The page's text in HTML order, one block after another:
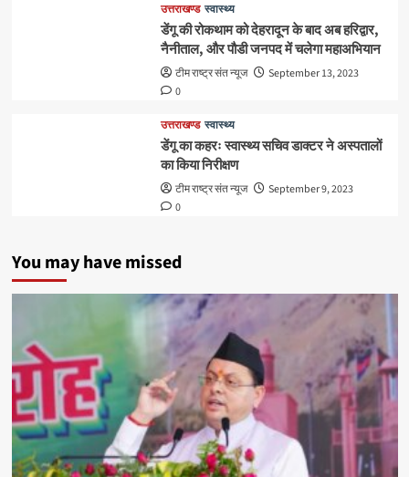
उत्तराखण्ड स्वास्थ्य
डेंगू की रोकथाम को देहरादून के बाद अब हरिद्वार,
नैनीताल, और पौडी जनपद में चलेगा महाअभियान
टीम राष्ट्र संत न्यूज
September 13, 2023
0
उत्तराखण्ड स्वास्थ्य
डेंगू का कहरः स्वास्थ्य सचिव डाक्टर ने अस्पतालों
का किया निरीक्षण
टीम राष्ट्र संत न्यूज
September 9, 2023
0
You may have missed